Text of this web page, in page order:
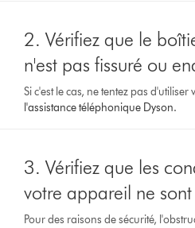
2. Vérifiez que le
n'est pas fissuré ou
Si c'est le cas, ne tentez pas
l'assistance téléphonique Dyson.
3. Vérifiez que les
votre appareil ne
Pour des raisons de sécurité,